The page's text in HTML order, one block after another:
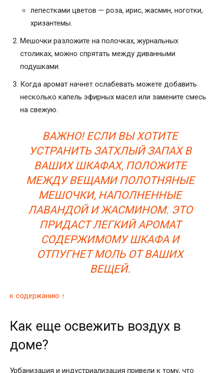
лепестками цветов — роза, ирис, жасмин, ноготки,
хризантемы.
Мешочки разложите на полочках, журнальных
столиках, можно спрятать между диванными
подушками.
Когда аромат начнет ослабевать можете добавить
несколько капель эфирных масел или замените смесь
на свежую.
ВАЖНО! ЕСЛИ ВЫ ХОТИТЕ
УСТРАНИТЬ ЗАТХЛЫЙ ЗАПАХ В
ВАШИХ ШКАФАХ, ПОЛОЖИТЕ
МЕЖДУ ВЕЩАМИ ПОЛОТНЯНЫЕ
МЕШОЧКИ, НАПОЛНЕННЫЕ
ЛАВАНДОЙ И ЖАСМИНОМ. ЭТО
ПРИДАСТ ЛЕГКИЙ АРОМАТ
СОДЕРЖИМОМУ ШКАФА И
ОТПУГНЕТ МОЛЬ ОТ ВАШИХ
ВЕЩЕЙ.
к содержанию ↑
Как еще освежить воздух в
доме?
Урбанизация и индустриализация привели к тому, что